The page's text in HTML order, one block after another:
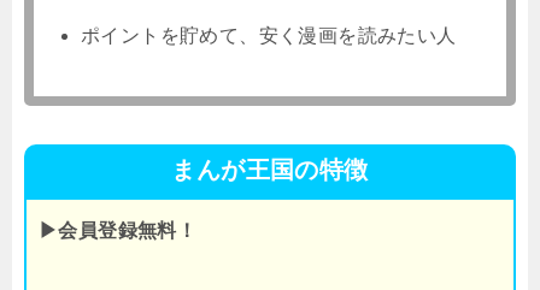
ポイントを貯めて、安く漫画を読みたい人
まんが王国の特徴
▶会員登録無料！